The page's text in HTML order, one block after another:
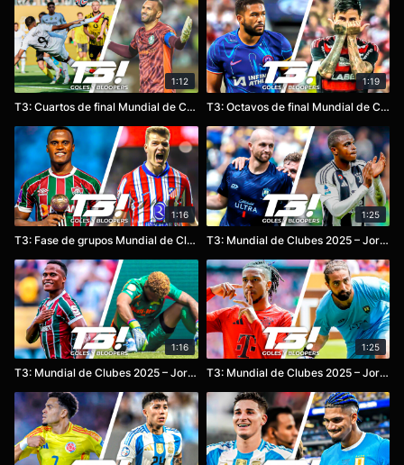
1:12
T3: Cuartos de final Mundial de Clubes 2025
1:19
T3: Octavos de final Mundial de Clubes 2025
1:16
T3: Fase de grupos Mundial de Clubes 2025
1:25
T3: Mundial de Clubes 2025 – Jornada 3
1:16
T3: Mundial de Clubes 2025 – Jornada 2
1:25
T3: Mundial de Clubes 2025 – Jornada 1